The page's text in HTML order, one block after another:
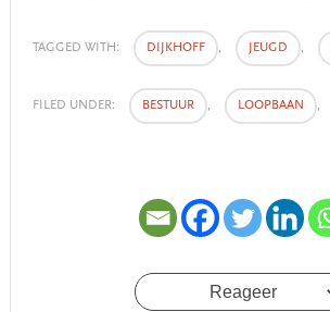
TAGGED WITH: DIJKHOFF , JEUGD ,
FILED UNDER: BESTUUR , LOOPBAAN ,
Reageer